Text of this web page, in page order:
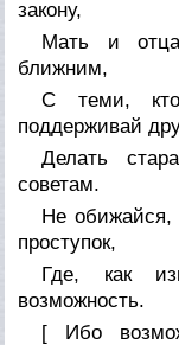
закону,
Мать и
ближним,
С теми, кто
поддерживай
Делать
советам.
Не обижайся,
проступок,
Где, как
возможность.
[ Ибо